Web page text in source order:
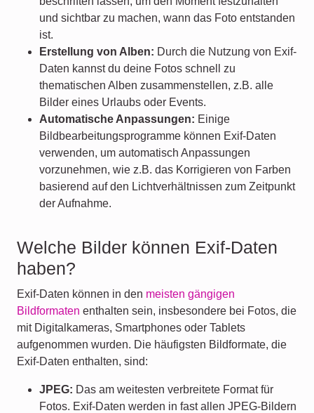
und sichtbar zu machen, wann das Foto entstanden
ist.
Erstellung von Alben: Durch die Nutzung von Exif-
Daten kannst du deine Fotos schnell zu
thematischen Alben zusammenstellen, z.B. alle
Bilder eines Urlaubs oder Events.
Automatische Anpassungen: Einige
Bildbearbeitungsprogramme können Exif-Daten
verwenden, um automatisch Anpassungen
vorzunehmen, wie z.B. das Korrigieren von Farben
basierend auf den Lichtverhältnissen zum Zeitpunkt
der Aufnahme.
Welche Bilder können Exif-Daten
haben?
Exif-Daten können in den meisten gängigen
Bildformaten enthalten sein, insbesondere bei Fotos, die
mit Digitalkameras, Smartphones oder Tablets
aufgenommen wurden. Die häufigsten Bildformate, die
Exif-Daten enthalten, sind:
JPEG: Das am weitesten verbreitete Format für
Fotos. Exif-Daten werden in fast allen JPEG-Bildern